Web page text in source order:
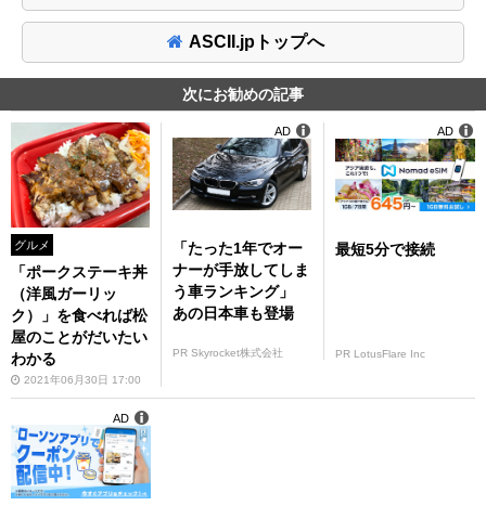
ASCII.jpトップへ
次にお勧めの記事
グルメ
「ポークステーキ丼
（洋風ガーリッ
ク）」を食べれば松
屋のことがだいたい
わかる
2021年06月30日 17:00
「たった1年でオー
ナーが手放してしま
う車ランキング」
あの日本車も登場
PR Skyrocket株式会社
AD
最短5分で接続
PR LotusFlare Inc
AD
AD